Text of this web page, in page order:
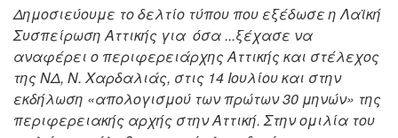
Δημοσιεύουμε το δελτίο τύπου που εξέδωσε η Λαϊκή
Συσπείρωση Αττικής για όσα ...ξέχασε να
αναφέρει ο περιφερειάρχης Αττικής και στέλεχος
της ΝΔ, Ν. Χαρδαλιάς, στις 14 Ιουλίου και στην
εκδήλωση «απολογισμού των πρώτων 30 μηνών» της
περιφερειακής αρχής στην Αττική. Στην ομιλία του